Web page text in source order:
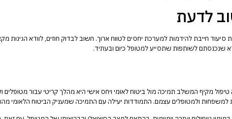
לדעת
סיעוד חייבת להידמות למערכת יחסים לטווח ארוך. חשוב לבדוק חוזים, לוודא
שנכנסתם לשותפות שתסייע למטופל כיום ובעתיד.
מקיף המשלב תמיכה מול ביטוח לאומי ויחס אישי היא מהלך קריטי עבור
למשפחות ולמטופלים עצמם. התמודדות יעילה עם התמיכה שמעניק הביטוח הלאומי